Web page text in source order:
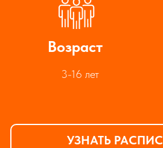
Возраст
3-16 лет
УЗНАТЬ